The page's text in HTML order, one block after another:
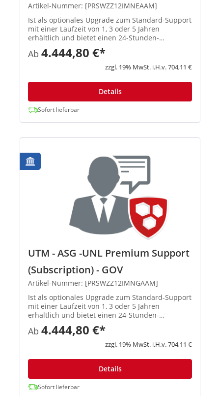
Artikel-Nummer: [PRSWZZ12IMNEAAM]
Ist als optionales Upgrade zum Standard-Support
mit einer Laufzeit von 1, 3 oder 5 Jahren
erhältlich und bietet einen 24-Stunden-
Hardwareaustausch nach Meldung des
Supportfalls, automatische
Softwareaktualisierungen sowie 24-Stunden-
Ab 4.444,80 €*
zzgl. 19% MwSt. i.H.v. 704,11 €
Details
Sofort lieferbar
UTM - ASG -UNL Premium Support
(Subscription) - GOV
Artikel-Nummer: [PRSWZZ12IMNGAAM]
Ist als optionales Upgrade zum Standard-Support
mit einer Laufzeit von 1, 3 oder 5 Jahren
erhältlich und bietet einen 24-Stunden-
Hardwareaustausch nach Meldung des
Supportfalls, automatische
Softwareaktualisierungen sowie 24-Stunden-
Ab 4.444,80 €*
zzgl. 19% MwSt. i.H.v. 704,11 €
Details
Sofort lieferbar